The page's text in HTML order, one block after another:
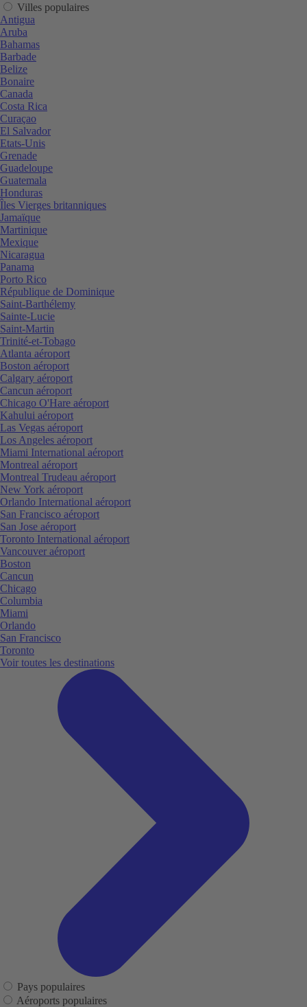
Villes populaires
Antigua
Aruba
Bahamas
Barbade
Belize
Bonaire
Canada
Costa Rica
Curaçao
El Salvador
Etats-Unis
Grenade
Guadeloupe
Guatemala
Honduras
Îles Vierges britanniques
Jamaïque
Martinique
Mexique
Nicaragua
Panama
Porto Rico
République de Dominique
Saint-Barthélemy
Sainte-Lucie
Saint-Martin
Trinité-et-Tobago
Atlanta aéroport
Boston aéroport
Calgary aéroport
Cancun aéroport
Chicago O'Hare aéroport
Kahului aéroport
Las Vegas aéroport
Los Angeles aéroport
Miami International aéroport
Montreal aéroport
Montreal Trudeau aéroport
New York aéroport
Orlando International aéroport
San Francisco aéroport
San Jose aéroport
Toronto International aéroport
Vancouver aéroport
Boston
Cancun
Chicago
Columbia
Miami
Orlando
San Francisco
Toronto
Voir toutes les destinations
Pays populaires
Aéroports populaires